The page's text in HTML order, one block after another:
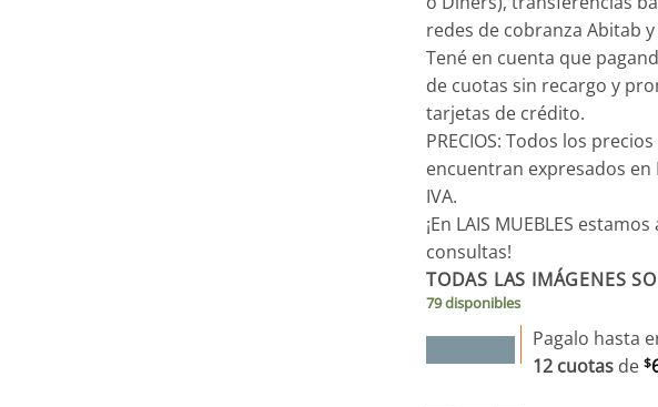
redes de cobranza Abitab y
Tené en cuenta que
de cuotas sin recargo y
tarjetas de crédito.
PRECIOS: Todos los
encuentran expresados
IVA.
¡En LAIS MUEBLES
consultas!
TODAS LAS IMÁGENES
79 disponibles
Pagalo hasta
12 cuotas de $